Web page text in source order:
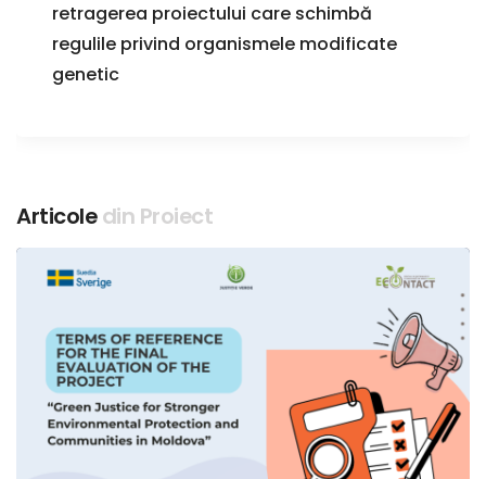
retragerea proiectului care schimbă
regulile privind organismele modificate
genetic
Articoledin Proiect